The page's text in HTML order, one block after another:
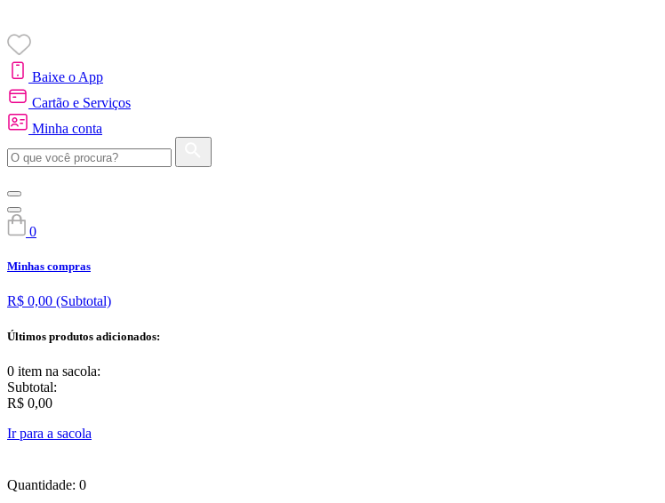
Baixe o App
Cartão e Serviços
Minha conta
0
Minhas compras
R$ 0,00 (Subtotal)
Últimos produtos adicionados:
0 item na sacola:
Subtotal:
R$ 0,00
Ir para a sacola
Quantidade: 0